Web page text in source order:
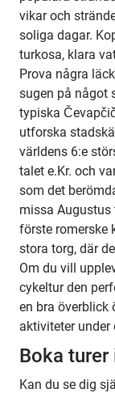
vikar och
soliga dagar.
turkosa, klara
Prova några
sugen på något
typiska
utforska
världens 6:e
talet e.Kr. och
som det
missa Augustus
förste romerske
stora torg, där
Om du vill
cykeltur den
en bra överblick
aktiviteter under
Boka turer
Kan du se dig